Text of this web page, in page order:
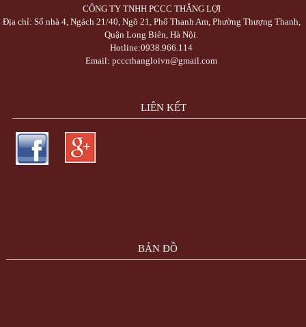
CÔNG TY TNHH PCCC THẮNG LỢI
Địa chỉ: Số nhà 4, Ngách 21/40, Ngõ 21, Phố Thanh Am, Phường Thượng Thanh,
Quận Long Biên, Hà Nội.
Hotline:0938.966.114
Email: pcccthangloivn@gmail.com
LIÊN KẾT
BẢN ĐỒ